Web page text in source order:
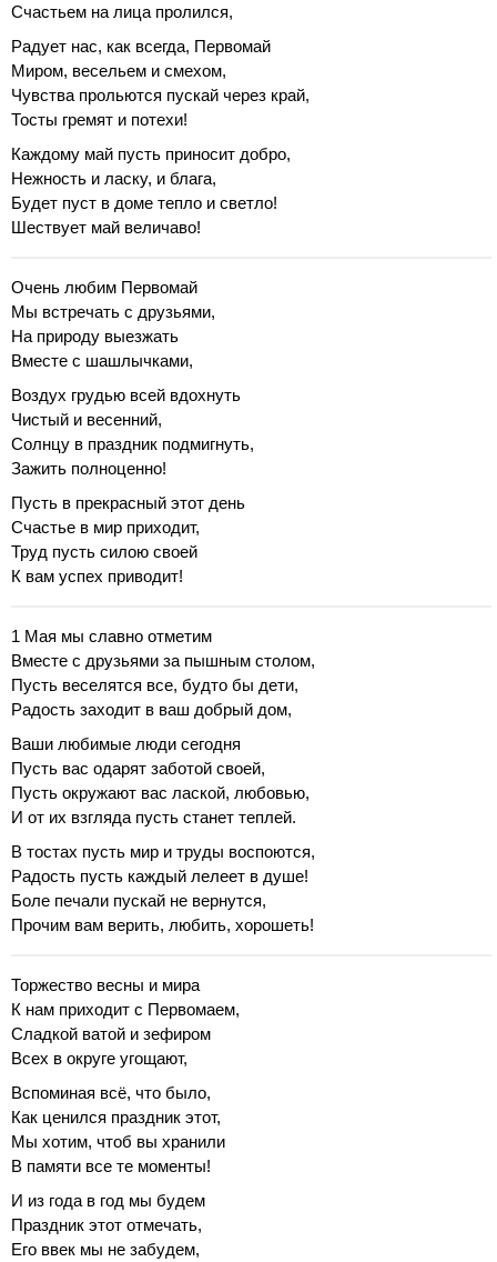
Счастьем на лица пролился,
Радует нас, как всегда, Первомай
Миром, весельем и смехом,
Чувства прольются пускай через край,
Тосты гремят и потехи!
Каждому май пусть приносит добро,
Нежность и ласку, и блага,
Будет пуст в доме тепло и светло!
Шествует май величаво!
Очень любим Первомай
Мы встречать с друзьями,
На природу выезжать
Вместе с шашлычками,
Воздух грудью всей вдохнуть
Чистый и весенний,
Солнцу в праздник подмигнуть,
Зажить полноценно!
Пусть в прекрасный этот день
Счастье в мир приходит,
Труд пусть силою своей
К вам успех приводит!
1 Мая мы славно отметим
Вместе с друзьями за пышным столом,
Пусть веселятся все, будто бы дети,
Радость заходит в ваш добрый дом,
Ваши любимые люди сегодня
Пусть вас одарят заботой своей,
Пусть окружают вас лаской, любовью,
И от их взгляда пусть станет теплей.
В тостах пусть мир и труды воспоются,
Радость пусть каждый лелеет в душе!
Боле печали пускай не вернутся,
Прочим вам верить, любить, хорошеть!
Торжество весны и мира
К нам приходит с Первомаем,
Сладкой ватой и зефиром
Всех в округе угощают,
Вспоминая всё, что было,
Как ценился праздник этот,
Мы хотим, чтоб вы хранили
В памяти все те моменты!
И из года в год мы будем
Праздник этот отмечать,
Его ввек мы не забудем,